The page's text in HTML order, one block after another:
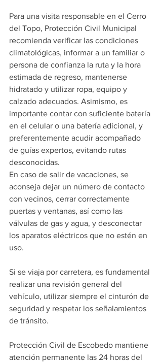
Para una visita responsable en el Cerro
del Topo, Protección Civil Municipal
recomienda verificar las condiciones
climatológicas, informar a un familiar o
persona de confianza la ruta y la hora
estimada de regreso, mantenerse
hidratado y utilizar ropa, equipo y
calzado adecuados. Asimismo, es
importante contar con suficiente batería
en el celular o una batería adicional, y
preferentemente acudir acompañado
de guías expertos, evitando rutas
desconocidas.
En caso de salir de vacaciones, se
aconseja dejar un número de contacto
con vecinos, cerrar correctamente
puertas y ventanas, así como las
válvulas de gas y agua, y desconectar
los aparatos eléctricos que no estén en
uso.
Si se viaja por carretera, es fundamental
realizar una revisión general del
vehículo, utilizar siempre el cinturón de
seguridad y respetar los señalamientos
de tránsito.
Protección Civil de Escobedo mantiene
atención permanente las 24 horas del